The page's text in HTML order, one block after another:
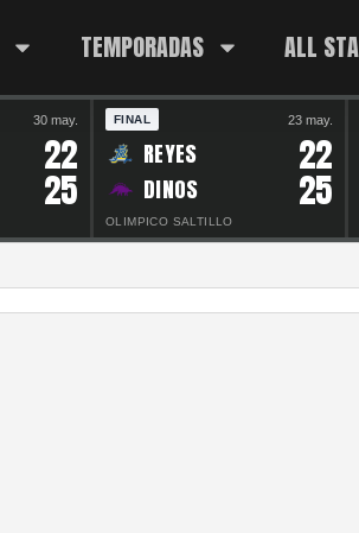
TEMPORADAS ALL
30 may.
22
25
FINAL 23 may.
REYES 22
DINOS 25
OLIMPICO SALTILLO